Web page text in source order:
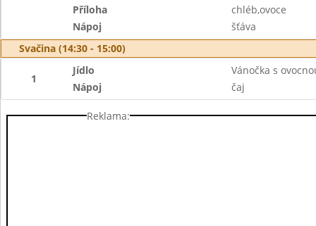
Příloha
chléb,ovoce
Nápoj
šťáva
Svačina (14:30 - 15:00)
1
Jídlo
Vánočka s
Nápoj
čaj
Reklama: